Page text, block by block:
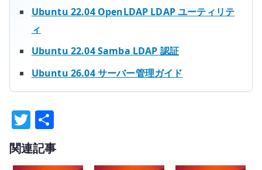
Ubuntu 22.04 OpenLDAP LDAP ユーティリテ
ィ
Ubuntu 22.04 Samba LDAP 認証
Ubuntu 26.04 サーバー管理ガイド
T
w
it
有
関連記事